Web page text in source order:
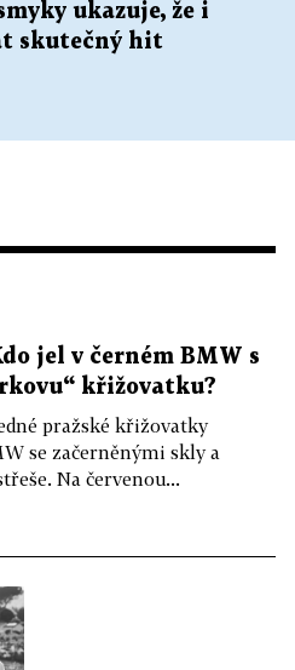
ukazuje, že i
skutečný hit
jel v černém BMW s
křižovatku?
pražské křižovatky
se začerněnými skly a
Na červenou...